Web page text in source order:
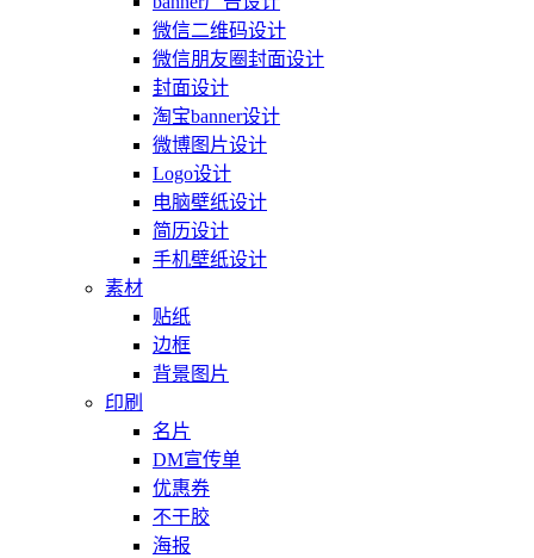
微信二维码设计
微信朋友圈封面设计
封面设计
淘宝banner设计
微博图片设计
Logo设计
电脑壁纸设计
简历设计
手机壁纸设计
素材
贴纸
边框
背景图片
印刷
名片
DM宣传单
优惠券
不干胶
海报